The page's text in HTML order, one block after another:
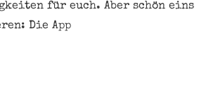
für euch. Aber schön eins
Die App